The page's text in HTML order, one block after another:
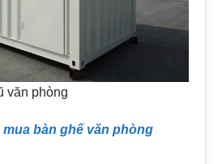
văn phòng
mua bàn ghế văn phòng